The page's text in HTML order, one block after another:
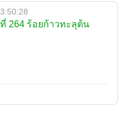
264 ร้อยก้าวทะลุต้น